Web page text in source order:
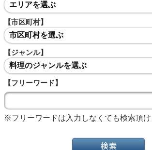
エリアを選ぶ
【市区町村】
市区町村を選ぶ
【ジャンル】
料理のジャンルを選ぶ
【フリーワード】
※フリーワードは入力しなくても検索頂け